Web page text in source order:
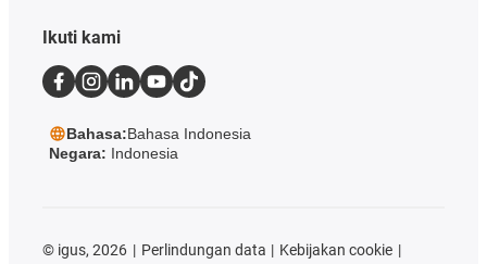
Ikuti kami
Bahasa:Bahasa Indonesia
Negara: Indonesia
© igus, 2026 Perlindungan data
Kebijakan cookie